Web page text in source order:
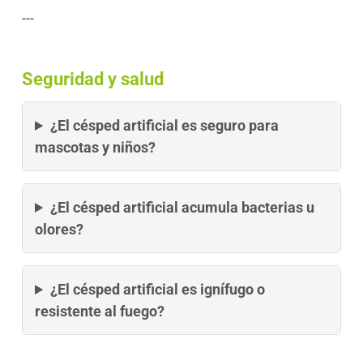
---
Seguridad y salud
¿El césped artificial es seguro para
mascotas y niños?
¿El césped artificial acumula bacterias u
olores?
¿El césped artificial es ignífugo o
resistente al fuego?